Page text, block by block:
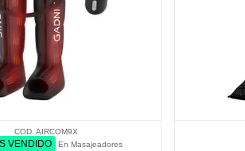
COD. AIRCOM9X
VENDIDO En Masajeadores